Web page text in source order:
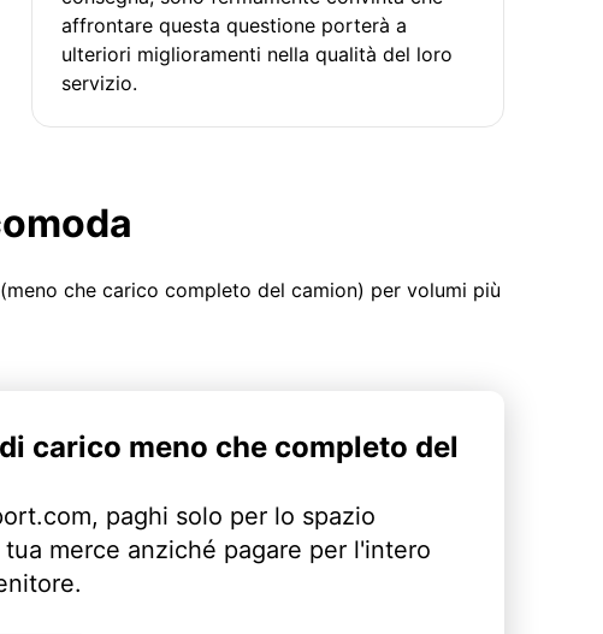
affrontare questa questione porterà a
ulteriori miglioramenti nella qualità del loro
servizio.
che carico completo del camion) per volumi più
carico meno che completo del
paghi solo per lo spazio
merce anziché pagare per l'intero